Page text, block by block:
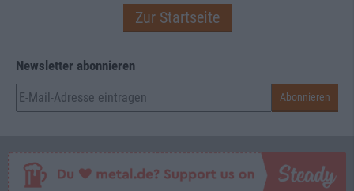
Zur Startseite
Newsletter abonnieren